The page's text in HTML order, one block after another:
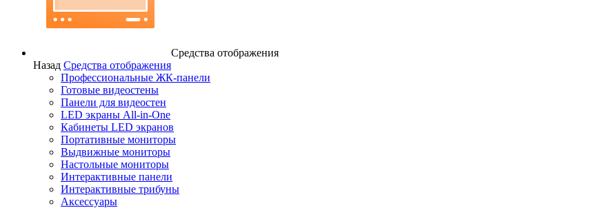
Средства отображения
Назад Средства отображения
Профессиональные ЖК-панели
Готовые видеостены
Панели для видеостен
LED экраны All-in-One
Кабинеты LED экранов
Портативные мониторы
Выдвижные мониторы
Настольные мониторы
Интерактивные панели
Интерактивные трибуны
Аксессуары